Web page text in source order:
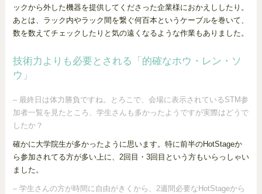
ックから外した機器を提供してくださった企業様におかえししたり。
あとは、ラック内やラック間を繋ぐ何百本というケーブルを巻いて、
数を数えてチェックしたりと気の遠くなるような作業もありました。
技術力よりも必要とされる「的確なホウ・レン・ソ
ウ」
– 最終日は体力勝負ですね。とろこで、会場に表示されているSTM参
加者一覧を見たところ、学生さんも多かったようですが実際はどうで
したか？
確かに大学院生が多かったように思います。特に前半のHotStageか
ら参加されてる方が多い上に、2回目・3回目という方もいらっしゃい
ました。
– 学生さんの方が時間に自由がきくから、2週間必要なHotStageから